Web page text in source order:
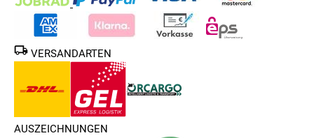
VERSANDARTEN
AUSZEICHNUNGEN